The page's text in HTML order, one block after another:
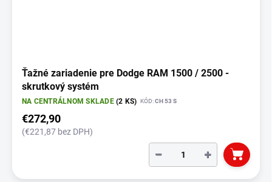
Ťažné zariadenie pre Dodge RAM 1500 / 2500 -
skrutkový systém
NA CENTRÁLNOM SKLADE(2 KS) KÓD:CH 53 S
€272,90
(€221,87 bez DPH)
+
−